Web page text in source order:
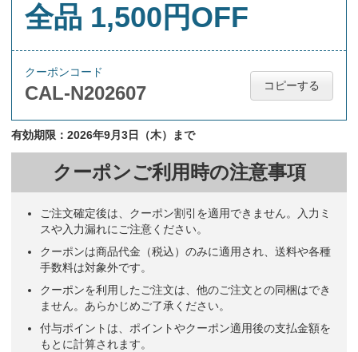
全品 1,500円OFF
クーポンコード
CAL-N202607 コピーする
有効期限：2026年9月3日（木）まで
クーポンご利用時の注意事項
ご注文確定後は、クーポン割引を適用できません。入力ミ
スや入力漏れにご注意ください。
クーポンは商品代金（税込）のみに適用され、送料や各種
手数料は対象外です。
クーポンを利用したご注文は、他のご注文との同梱はでき
ません。あらかじめご了承ください。
付与ポイントは、ポイントやクーポン適用後の支払金額を
もとに計算されます。